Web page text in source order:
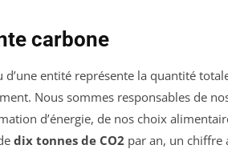
carbone
d’une entité représente la quantité
Nous sommes responsables de
d’énergie, de nos choix
dix tonnes de CO2 par an, un chiffre